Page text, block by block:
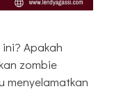
Apakah
zombie
menyelamatkan